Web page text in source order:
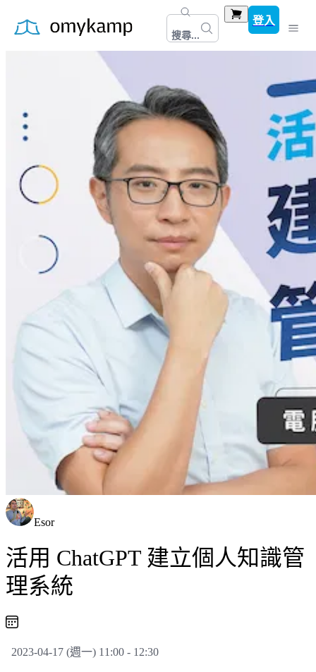
搜尋...
登入
Esor
活用 ChatGPT 建立個人知識管
理系統
2023-04-17 (週一) 11:00 - 12:30